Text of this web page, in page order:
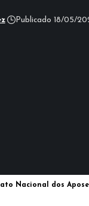
Publicado 18/05/
Nacional dos